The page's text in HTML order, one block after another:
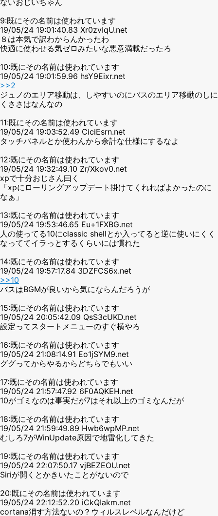
9:既にその名前は使われています
19/05/24 19:01:40.83 Xr0zvIqU.net
８は本気で訳わからんかったわ
快適に使わせる気ゼロみたいな悪意満載だったろ
10:既にその名前は使われています
19/05/24 19:01:59.96 hsY9Eixr.net
>>2
ジュノのエリア移動は、しやすいのにバスのエリア移動のしに
くささはなんなの
11:既にその名前は使われています
19/05/24 19:03:52.49 CiciEsrn.net
タッチパネルとか使わんから余計な仕様にするなよ
12:既にその名前は使われています
19/05/24 19:32:49.10 Zr/Xkov0.net
xpで十分おじさん曰く
「xpにローリングアップデート掛けてくれればよかったのに
なぁ」
13:既にその名前は使われています
19/05/24 19:53:46.65 Eu+1FXBG.net
人の使ってる10にclassic shellとか入ってると逆に使いにくく
なっててイラっとするくらいには慣れた
14:既にその名前は使われています
19/05/24 19:57:17.84 3DZFCS6x.net
>>10
バスはBGMが良いから気にならんだろうが
15:既にその名前は使われています
19/05/24 20:05:42.09 QsS3cUKD.net
設定ってスタートメニューのすぐ横やろ
16:既にその名前は使われています
19/05/24 21:08:14.91 Eo1jSYM9.net
ググってからやるからどちらでもいい
17:既にその名前は使われています
19/05/24 21:57:47.92 6F0AQKEH.net
10がゴミなのは事実だが7はそれ以上のゴミなんだが
18:既にその名前は使われています
19/05/24 21:59:49.89 Hwb6wpMP.net
むしろ7がWinUpdate原因で地雷化してきた
19:既にその名前は使われています
19/05/24 22:07:50.17 vjBEZEOU.net
Siriが開くとかきいたことがないので
20:既にその名前は使われています
19/05/24 22:12:52.20 iCkQIakm.net
cortana消す方法ないの？ウィルスレベルなんだけど